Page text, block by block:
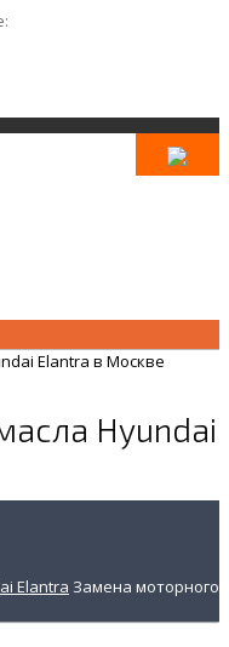
Elantra в Москве
Hyundai
Elantra Замена моторного